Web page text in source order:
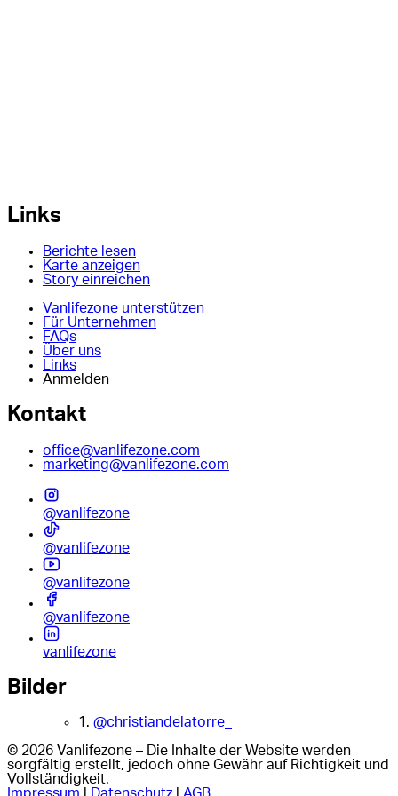
Links
Berichte lesen
Karte anzeigen
Story einreichen
Vanlifezone unterstützen
Für Unternehmen
FAQs
Über uns
Links
Anmelden
Kontakt
office@vanlifezone.com
marketing@vanlifezone.com
@vanlifezone
@vanlifezone
@vanlifezone
@vanlifezone
vanlifezone
Bilder
1. @christiandelatorre_
© 2026 Vanlifezone – Die Inhalte der Website werden
sorgfältig erstellt, jedoch ohne Gewähr auf Richtigkeit und
Vollständigkeit.